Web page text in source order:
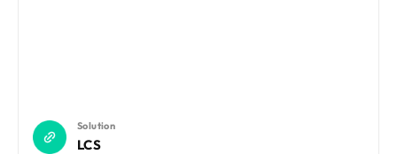
Solution
LCS